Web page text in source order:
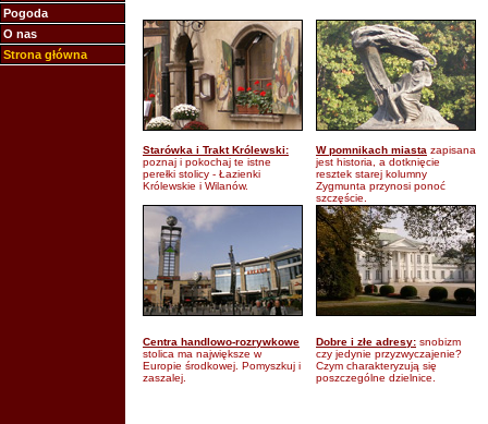
Pogoda
O nas
Strona główna
Starówka i Trakt Królewski:
poznaj i pokochaj te istne
perełki stolicy - Łazienki
Królewskie i Wilanów.
W pomnikach miasta zapisana
jest historia, a dotknięcie
resztek starej kolumny
Zygmunta przynosi ponoć
szczęście.
Centra handlowo-rozrywkowe
stolica ma największe w
Europie środkowej. Pomyszkuj i
zaszalej.
Dobre i złe adresy: snobizm
czy jedynie przyzwyczajenie?
Czym charakteryzują się
poszczególne dzielnice.